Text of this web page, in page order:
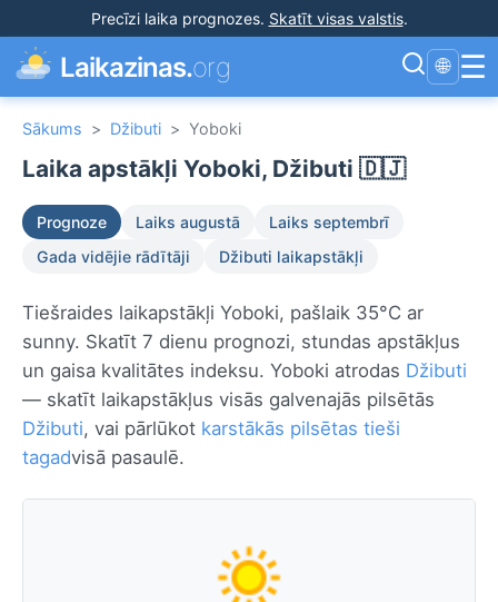
Precīzi laika prognozes. Skatīt visas valstis.
Laikazinas.org 🌐 ☰
Sākums > Džibuti > Yoboki
Laika apstākļi Yoboki, Džibuti 🇩🇯
Prognoze Laiks augustā
Laiks septembrī
Gada vidējie rādītāji
Džibuti laikapstākļi
Tiešraides laikapstākļi Yoboki, pašlaik 35°C ar
sunny. Skatīt 7 dienu prognozi, stundas apstākļus
un gaisa kvalitātes indeksu. Yoboki atrodas Džibuti
— skatīt laikapstākļus visās galvenajās pilsētās
Džibuti, vai pārlūkot karstākās pilsētas tieši
tagadvisā pasaulē.